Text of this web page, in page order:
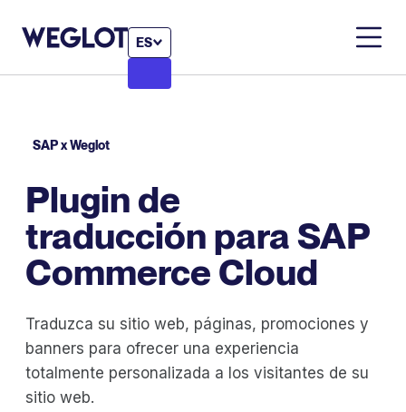
ES
SAP x Weglot
Plugin de
traducción para SAP
Commerce Cloud
Traduzca su sitio web, páginas, promociones y
banners para ofrecer una experiencia
totalmente personalizada a los visitantes de su
sitio web.